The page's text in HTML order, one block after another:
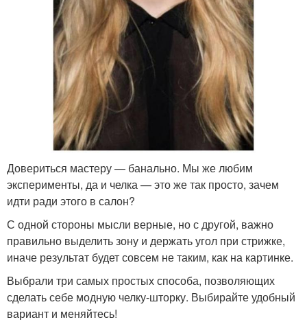
Довериться мастеру — банально. Мы же любим
эксперименты, да и челка — это же так просто, зачем
идти ради этого в салон?
С одной стороны мысли верные, но с другой, важно
правильно выделить зону и держать угол при стрижке,
иначе результат будет совсем не таким, как на картинке.
Выбрали три самых простых способа, позволяющих
сделать себе модную челку-шторку. Выбирайте удобный
вариант и меняйтесь!